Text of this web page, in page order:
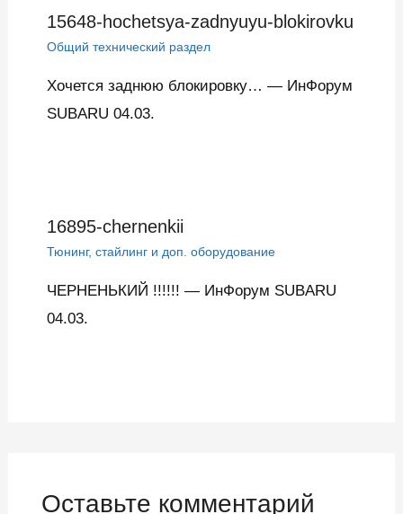
15648-hochetsya-zadnyuyu-blokirovku
Общий технический раздел
Хочется заднюю блокировку… — ИнФорум
SUBARU 04.03.
16895-chernenkii
Тюнинг, стайлинг и доп. оборудование
ЧЕРНЕНЬКИЙ !!!!!! — ИнФорум SUBARU
04.03.
Оставьте комментарий